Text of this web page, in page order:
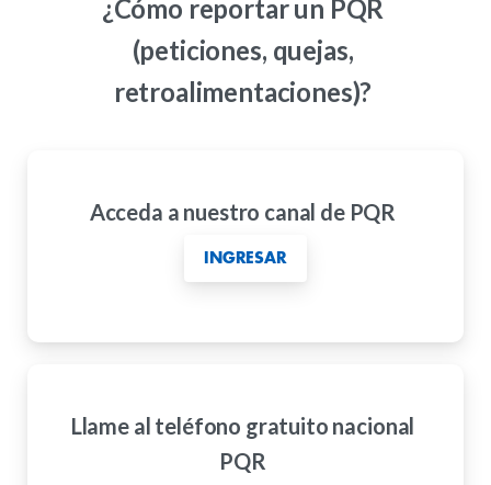
¿Cómo reportar un PQR
(peticiones, quejas,
retroalimentaciones)?
Acceda a nuestro canal de PQR
INGRESAR
Llame al teléfono gratuito nacional
PQR